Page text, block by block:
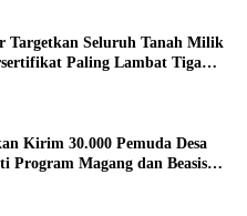
Targetkan Seluruh Tanah Milik
Paling Lambat Tiga
Kirim 30.000 Pemuda Desa
Program Magang dan Beasiswa